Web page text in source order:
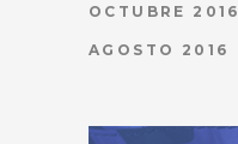
OCTUBRE 2016
AGOSTO 2016